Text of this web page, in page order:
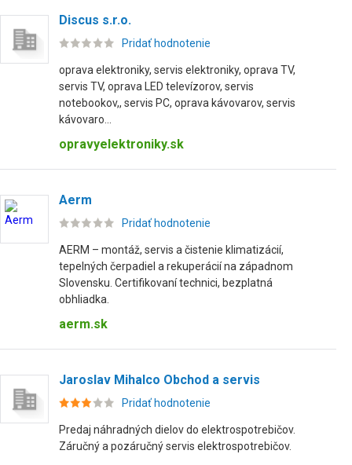
Discus s.r.o.
Pridať hodnotenie
oprava elektroniky, servis elektroniky, oprava TV,
servis TV, oprava LED televízorov, servis
notebookov,, servis PC, oprava kávovarov, servis
kávovaro...
opravyelektroniky.sk
Aerm
Pridať hodnotenie
AERM – montáž, servis a čistenie klimatizácií,
tepelných čerpadiel a rekuperácií na západnom
Slovensku. Certifikovaní technici, bezplatná
obhliadka.
aerm.sk
Jaroslav Mihalco Obchod a servis
Pridať hodnotenie
Predaj náhradných dielov do elektrospotrebičov.
Záručný a pozáručný servis elektrospotrebičov.